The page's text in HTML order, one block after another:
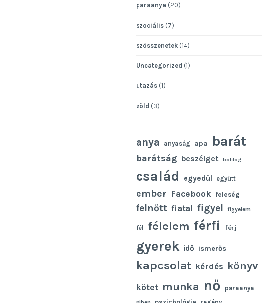
paraanya (20)
szociális (7)
szösszenetek (14)
Uncategorized (1)
utazás (1)
zöld (3)
anya anyaság apa barát
barátság beszélget boldog
család egyedül együtt
ember Facebook feleség
felnőtt fiatal figyel figyelem
fél félelem férfi férj
gyerek idő ismerős
kapcsolat kérdés könyv
kötet munka nő paraanya
pszichológia regény